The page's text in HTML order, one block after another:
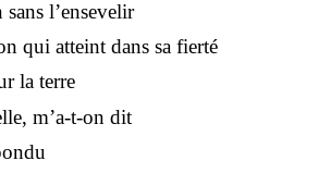
l’ensevelir
qui atteint dans sa fierté
la terre
m’a-t-on dit